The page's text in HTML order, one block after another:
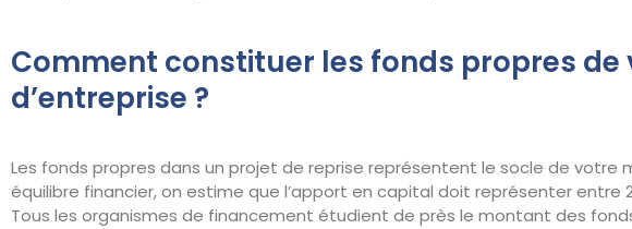
Comment constituer les fonds propres de
d’entreprise ?
Les fonds propres dans un projet de reprise représentent le socle de votre
équilibre financier, on estime que l’apport en capital doit représenter entre
Tous les organismes de financement étudient de près le montant des